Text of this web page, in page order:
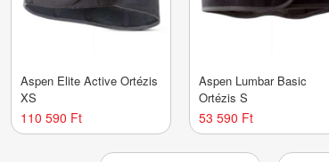
Aspen Elite Active Ortézis
XS
110 590 Ft
Aspen Lumbar Basic
Ortézis S
53 590 Ft